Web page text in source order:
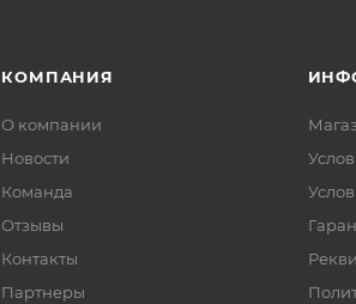
КОМПАНИЯ
О компании
Новости
Команда
Отзывы
Контакты
Партнеры